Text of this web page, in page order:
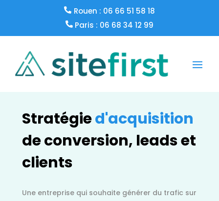
Rouen : 06 66 51 58 18
Paris : 06 68 34 12 99
Stratégied'acquisition
de conversion, leads et
clients
Une entreprise qui souhaite générer du trafic sur